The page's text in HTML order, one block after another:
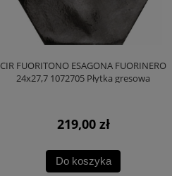
CIR FUORITONO ESAGONA FUORINERO
24x27,7 1072705 Płytka gresowa
219,00 zł
Do koszyka